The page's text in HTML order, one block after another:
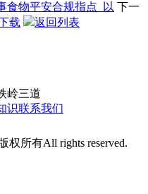
食物平安合规指点 以 下一
载 返回列表
岭三道
识联系我们
权所有All rights reserved.